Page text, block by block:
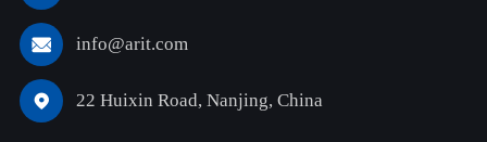
 info@arit.com
 22 Huixin Road, Nanjing, China